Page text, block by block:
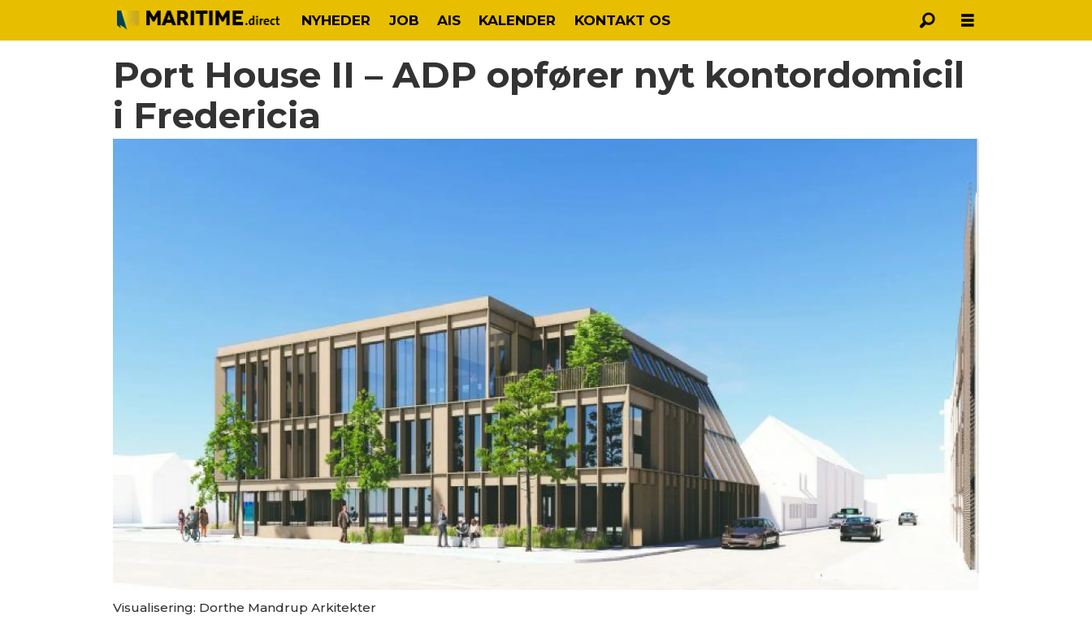
NYHEDER JOB AIS KALENDER KONTAKT OS
Port House II – ADP opfører nyt kontordomicil
i Fredericia
Visualisering: Dorthe Mandrup Arkitekter